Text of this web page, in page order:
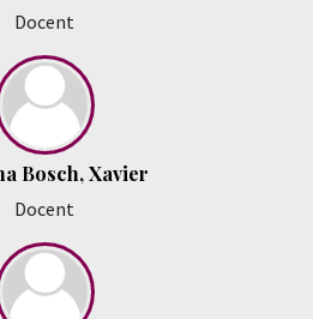
Docent
Bosch, Xavier
Docent